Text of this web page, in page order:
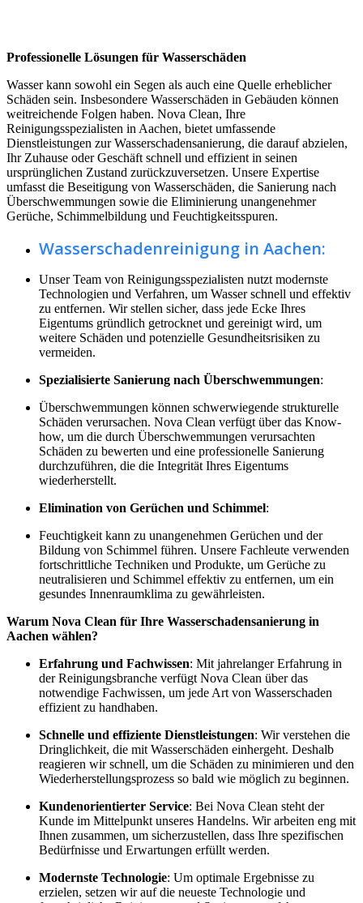
Professionelle Lösungen für Wasserschäden
Wasser kann sowohl ein Segen als auch eine Quelle erheblicher
Schäden sein. Insbesondere Wasserschäden in Gebäuden können
weitreichende Folgen haben. Nova Clean, Ihre
Reinigungsspezialisten in Aachen, bietet umfassende
Dienstleistungen zur Wasserschadensanierung, die darauf abzielen,
Ihr Zuhause oder Geschäft schnell und effizient in seinen
ursprünglichen Zustand zurückzuversetzen. Unsere Expertise
umfasst die Beseitigung von Wasserschäden, die Sanierung nach
Überschwemmungen sowie die Eliminierung unangenehmer
Gerüche, Schimmelbildung und Feuchtigkeitsspuren.
Wasserschadenreinigung in Aachen:
Unser Team von Reinigungsspezialisten nutzt modernste
Technologien und Verfahren, um Wasser schnell und effektiv
zu entfernen. Wir stellen sicher, dass jede Ecke Ihres
Eigentums gründlich getrocknet und gereinigt wird, um
weitere Schäden und potenzielle Gesundheitsrisiken zu
vermeiden.
Spezialisierte Sanierung nach Überschwemmungen:
Überschwemmungen können schwerwiegende strukturelle
Schäden verursachen. Nova Clean verfügt über das Know-
how, um die durch Überschwemmungen verursachten
Schäden zu bewerten und eine professionelle Sanierung
durchzuführen, die die Integrität Ihres Eigentums
wiederherstellt.
Elimination von Gerüchen und Schimmel:
Feuchtigkeit kann zu unangenehmen Gerüchen und der
Bildung von Schimmel führen. Unsere Fachleute verwenden
fortschrittliche Techniken und Produkte, um Gerüche zu
neutralisieren und Schimmel effektiv zu entfernen, um ein
gesundes Innenraumklima zu gewährleisten.
Warum Nova Clean für Ihre Wasserschadensanierung in
Aachen wählen?
Erfahrung und Fachwissen: Mit jahrelanger Erfahrung in
der Reinigungsbranche verfügt Nova Clean über das
notwendige Fachwissen, um jede Art von Wasserschaden
effizient zu handhaben.
Schnelle und effiziente Dienstleistungen: Wir verstehen die
Dringlichkeit, die mit Wasserschäden einhergeht. Deshalb
reagieren wir schnell, um die Schäden zu minimieren und den
Wiederherstellungsprozess so bald wie möglich zu beginnen.
Kundenorientierter Service: Bei Nova Clean steht der
Kunde im Mittelpunkt unseres Handelns. Wir arbeiten eng mit
Ihnen zusammen, um sicherzustellen, dass Ihre spezifischen
Bedürfnisse und Erwartungen erfüllt werden.
Modernste Technologie: Um optimale Ergebnisse zu
erzielen, setzen wir auf die neueste Technologie und